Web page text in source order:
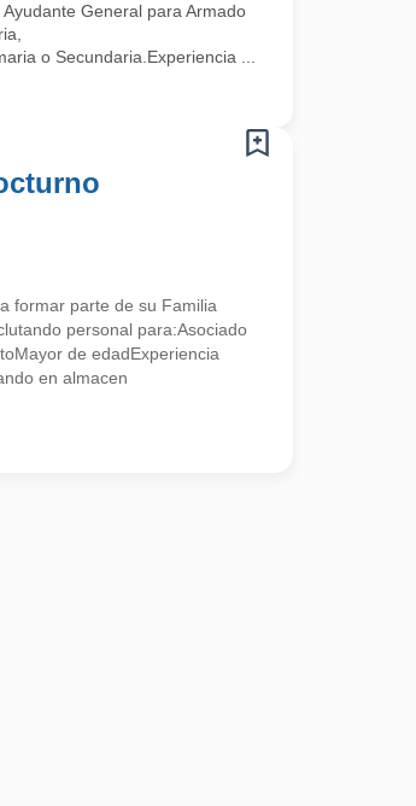
General para Armado
o Secundaria.Experiencia ...
formar parte de su Familia
personal para:Asociado
de edadExperiencia
en almacen